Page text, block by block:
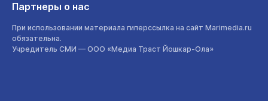
Партнеры о нас
При использовании материала гиперссылка на сайт Marimedia.ru
обязательна.
Учредитель СМИ — ООО «Медиа Траст Йошкар-Ола»